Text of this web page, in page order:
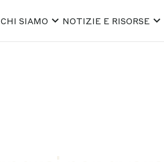
CHI SIAMO NOTIZIE E RISORSE